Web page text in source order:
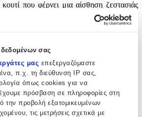
σας
μας επεξεργαζόμαστε
π.χ. τη διεύθυνση IP σας,
όπως cookies για να
πρόσβαση σε πληροφορίες στη
προβολή εξατομικευμένων
τις μετρήσεις σχετικά με
που φέρνει μια αίσθηση ζεστασιάς
παιδικό δωμάτιο, κατασκευασμένο εξ
ξύλο. Η διακριτική του αισθητική
χώρο, δημιουργώντας μια ατμόσφαιρα
προσφέρει ανάλαφρες μελωδίες που
Ένα υπέροχο διακοσμητικό στοιχείο,
με την παιδική φαντασία και
τη φροντίδα προς τα αγαπημένα